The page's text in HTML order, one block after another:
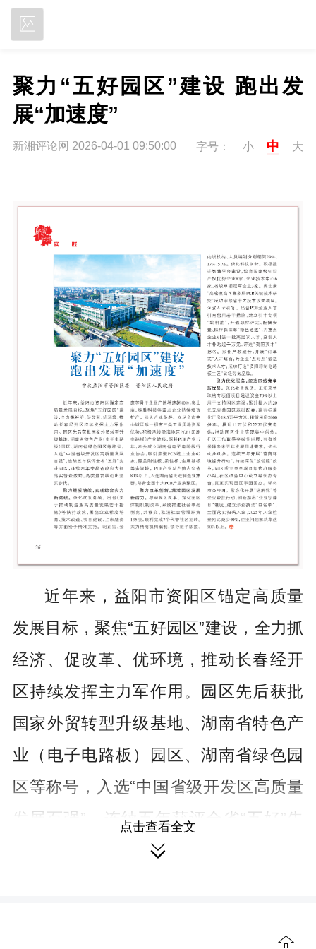
聚力“五好园区”建设 跑出发
展“加速度”
新湘评论网 2026-04-01 09:50:00 字号： 小 中 大
近年来，益阳市资阳区锚定高质量
发展目标，聚焦“五好园区”建设，全力抓
经济、促改革、优环境，推动长春经开
区持续发挥主力军作用。园区先后获批
国家外贸转型升级基地、湖南省特色产
业（电子电路板）园区、湖南省绿色园
区等称号，入选“中国省级开发区高质量
发展百强”，连续五年获评全省“五好”先
进园区，连续两年荣获省政府大抓落实
点击查看全文
